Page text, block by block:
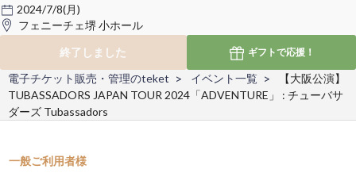
2024/7/8(月)
フェニーチェ堺 小ホール
終了しました
ギフトで応援！
電子チケット販売・管理のteket イベント一覧
【大阪公演】
TUBASSADORS JAPAN TOUR 2024「ADVENTURE」 : チューバサ
ダーズ Tubassadors
一般ご利用者様